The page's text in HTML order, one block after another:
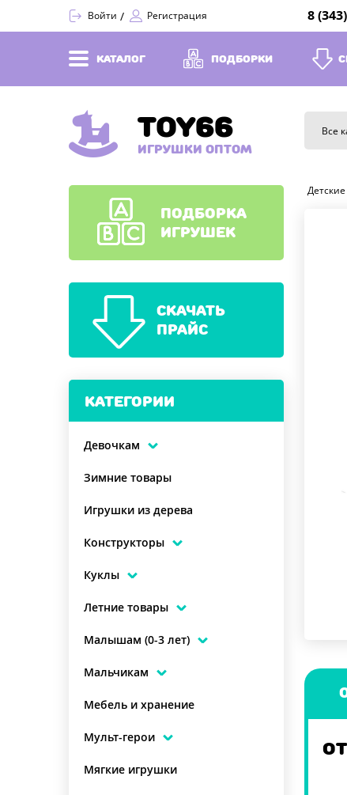
Войти Регистрация 8
КАТАЛОГ ПОДБОРКИ
TOY66
ИГРУШКИ ОПТОМ
Все
ПОДБОРКА
ИГРУШЕК
СКАЧАТЬ
ПРАЙС
КАТЕГОРИИ
Девочкам
Зимние товары
Игрушки из дерева
Конструкторы
Куклы
Летние товары
Малышам (0-3 лет)
Мальчикам
Мебель и хранение
Мульт-герои
Мягкие игрушки